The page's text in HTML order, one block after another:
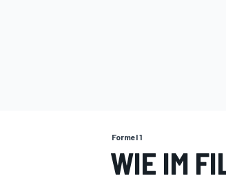
Formel 1
WIE IM